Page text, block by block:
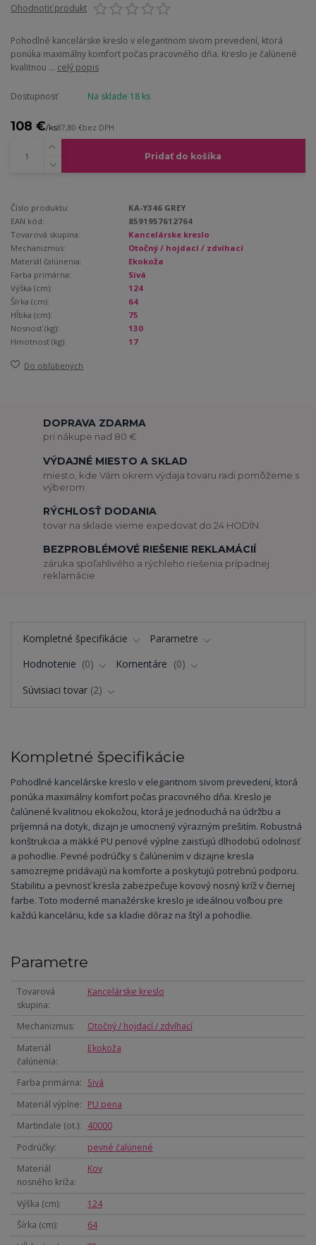
Ohodnotiť produkt
Pohodlné kancelárske kreslo v elegantnom sivom prevedení, ktorá
ponúka maximálny komfort počas pracovného dňa. Kreslo je čalúnené
kvalitnou ... celý popis
Dostupnosť Na sklade 18 ks
108 €/ks87,80 €bez DPH
Pridať do košíka
Číslo produktu:
KA-Y346 GREY
EAN kód:
8591957612764
Tovarová skupina:
Kancelárske kreslo
Mechanizmus:
Otočný / hojdací / zdvíhací
Materiál čalúnenia:
Ekokoža
Farba primárna:
Sivá
Výška (cm):
124
Šírka (cm):
64
Hĺbka (cm):
75
Nosnosť (kg):
130
Hmotnosť (kg):
17
Do obľúbených
DOPRAVA ZDARMA
pri nákupe nad 80 €
VÝDAJNÉ MIESTO A SKLAD
miesto, kde Vám okrem výdaja tovaru radi pomôžeme s
výberom
RÝCHLOSŤ DODANIA
tovar na sklade vieme expedovať do 24 HODÍN
BEZPROBLÉMOVÉ RIEŠENIE REKLAMÁCIÍ
záruka spoľahlivého a rýchleho riešenia prípadnej
reklamácie
Kompletné špecifikácie
Parametre
Hodnotenie
0 Komentáre
0
Súvisiaci tovar 2
Kompletné špecifikácie
Pohodlné kancelárske kreslo v elegantnom sivom prevedení, ktorá
ponúka maximálny komfort počas pracovného dňa. Kreslo je
čalúnené kvalitnou ekokožou, ktorá je jednoduchá na údržbu a
príjemná na dotyk, dizajn je umocnený výrazným prešitím. Robustná
konštrukcia a mäkké PU penové výplne zaisťujú dlhodobú odolnosť
a pohodlie. Pevné podrúčky s čalúnením v dizajne kresla
samozrejme pridávajú na komforte a poskytujú potrebnú podporu.
Stabilitu a pevnosť kresla zabezpečuje kovový nosný kríž v čiernej
farbe. Toto moderné manažérske kreslo je ideálnou voľbou pre
každú kanceláriu, kde sa kladie dôraz na štýl a pohodlie.
Parametre
Tovarová
skupina
Kancelárske kreslo
Mechanizmus
Otočný / hojdací / zdvíhací
Materiál
čalúnenia
Ekokoža
Farba primárna
Sivá
Materiál výplne
PU pena
Martindale (ot.)
40000
Podrúčky
pevné čalúnené
Materiál
nosného kríža
Kov
Výška (cm)
124
Šírka (cm)
64